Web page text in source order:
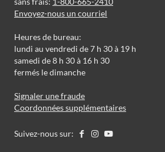
Envoyez-nous un courriel
Heures de bureau:
lundi au vendredi de 7 h 30 à 19 h
samedi de 8 h 30 à 16 h 30
fermés le dimanche
Signaler une fraude
Coordonnées supplémentaires
Suivez-nous sur: